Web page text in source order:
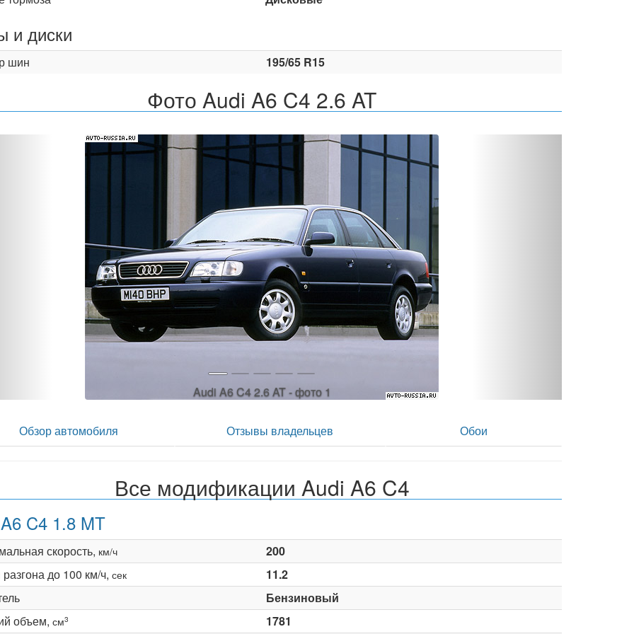
и диски
шин 195/65 R15
Фото Audi A6 C4 2.6 AT
Audi A6 C4 2.6 AT - фото 2
Обзор автомобиля Отзывы владельцев Обои
Все модификации Audi A6 C4
C4 1.8 MT
скорость, км/ч
200
до 100 км/ч, сек
11.2
Бензиновый
объем, см3 1781